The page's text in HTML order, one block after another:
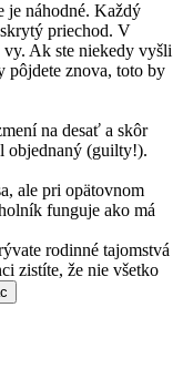
je náhodné. Každý
priechod. V
Ak ste niekedy vyšli
pôjdete znova, toto by
na desať a skôr
objednaný (guilty!).
ale pri opätovnom
funguje ako má
rodinné tajomstvá
zistíte, že nie všetko